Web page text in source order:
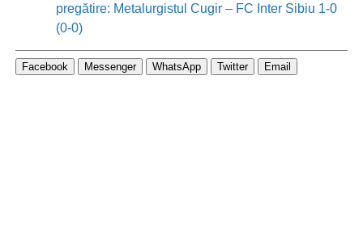
pregătire: Metalurgistul Cugir – FC Inter Sibiu 1-0
(0-0)
Facebook Messenger WhatsApp Twitter Email